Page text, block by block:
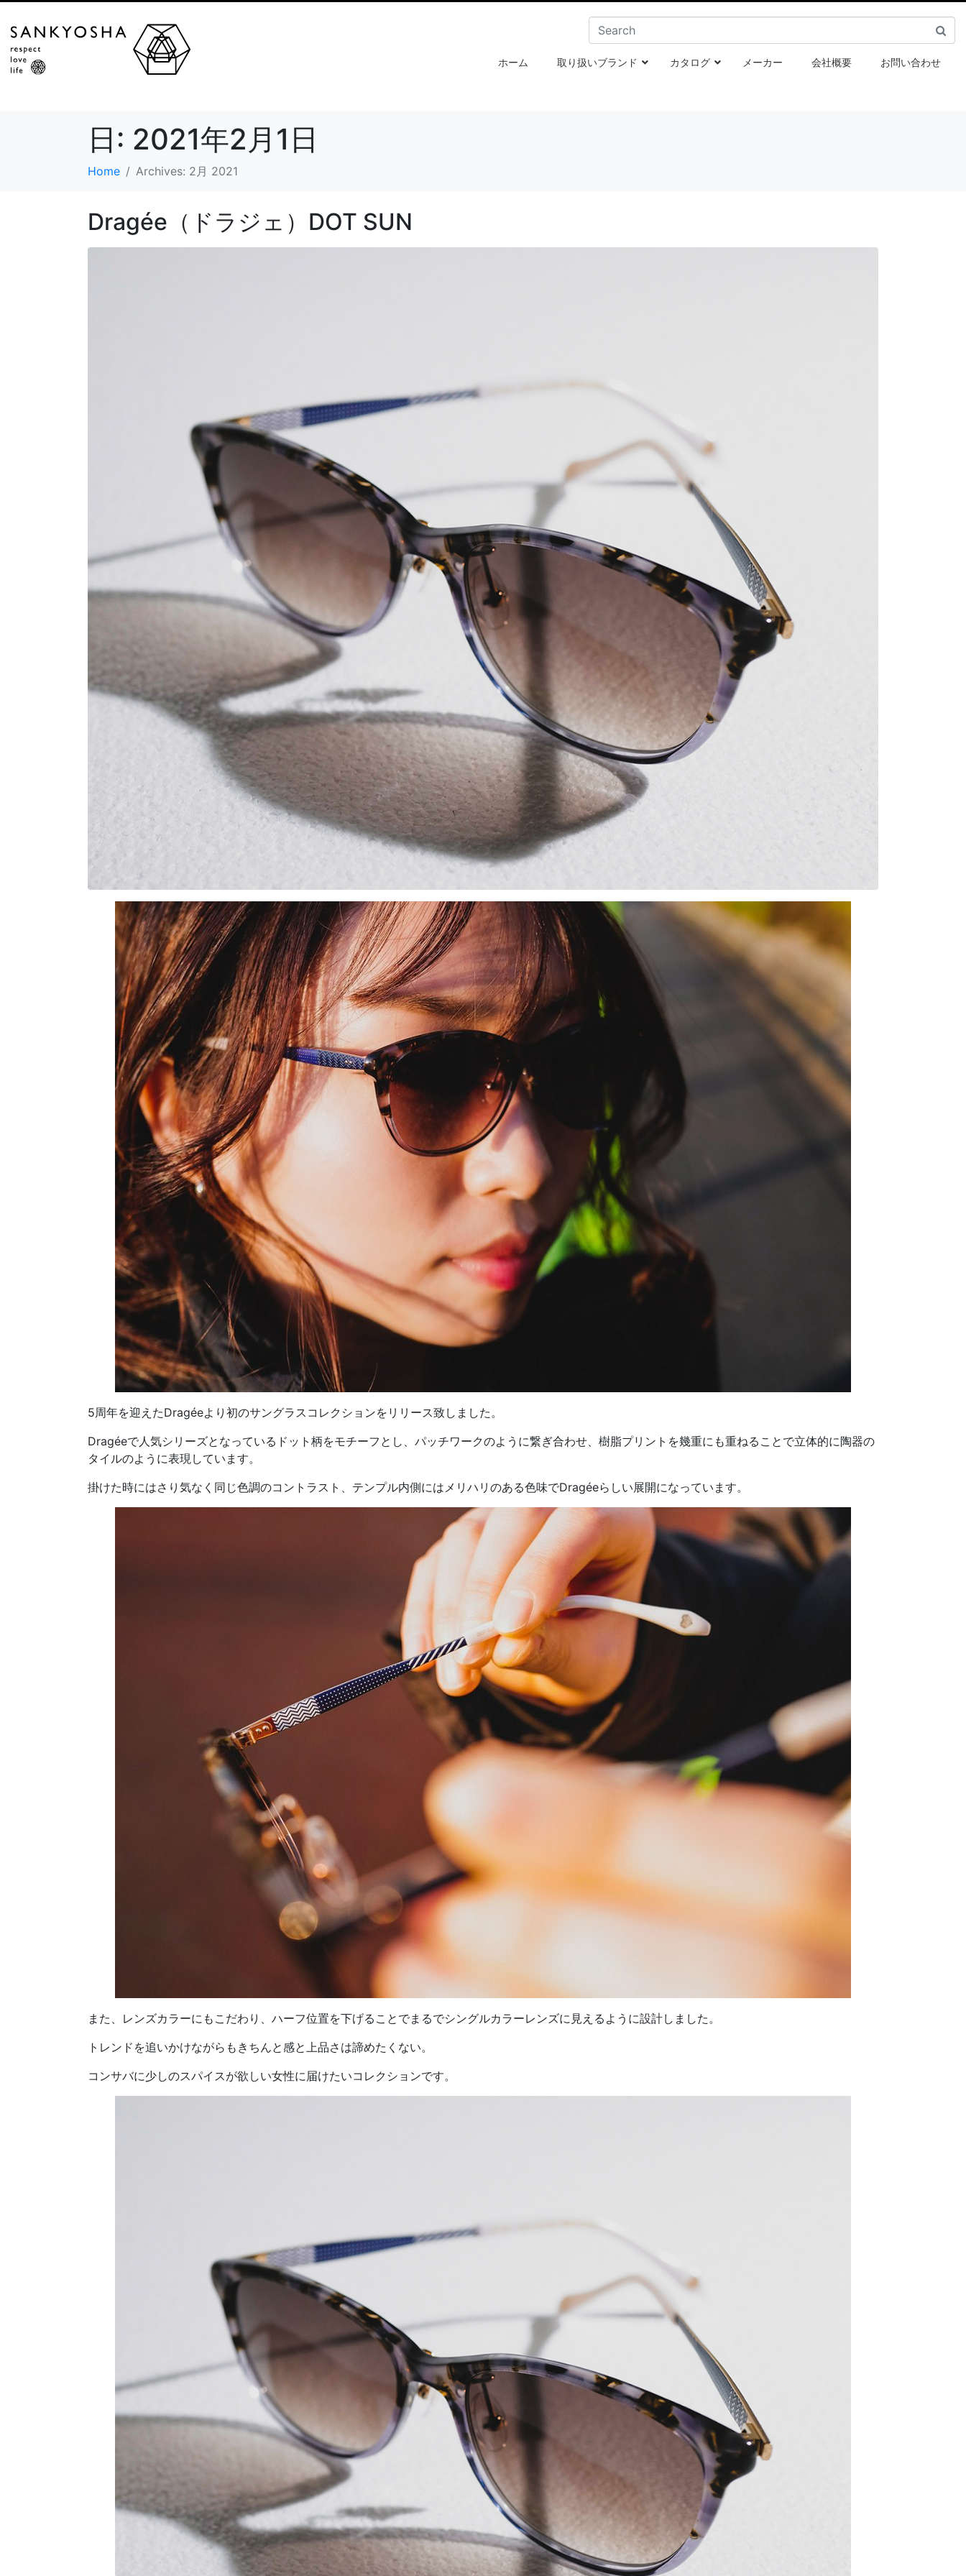
ホーム 取り扱いブランド カタログ メーカー 会社概要 お問い合わせ
日: 2021年2月1日
Home Archives: 2月 2021
Dragée（ドラジェ）DOT SUN
5周年を迎えたDragéeより初のサングラスコレクションをリリース致しました。
Dragéeで人気シリーズとなっているドット柄をモチーフとし、パッチワークのように繋ぎ合わせ、樹脂プリントを幾重にも重ねることで立体的に陶器の
タイルのように表現しています。
掛けた時にはさり気なく同じ色調のコントラスト、テンプル内側にはメリハリのある色味でDragéeらしい展開になっています。
また、レンズカラーにもこだわり、ハーフ位置を下げることでまるでシングルカラーレンズに見えるように設計しました。
トレンドを追いかけながらもきちんと感と上品さは諦めたくない。
コンサバに少しのスパイスが欲しい女性に届けたいコレクションです。